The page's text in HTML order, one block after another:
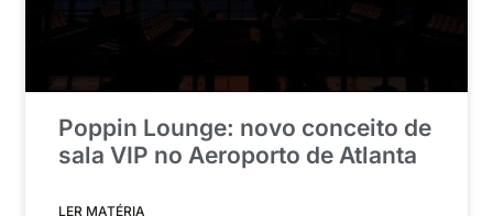
Poppin Lounge: novo conceito de
sala VIP no Aeroporto de Atlanta
LER MATÉRIA